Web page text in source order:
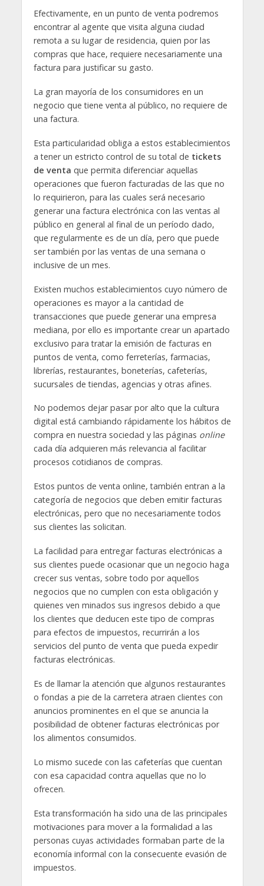
Efectivamente, en un punto de venta podremos
encontrar al agente que visita alguna ciudad
remota a su lugar de residencia, quien por las
compras que hace, requiere necesariamente una
factura para justificar su gasto.
La gran mayoría de los consumidores en un
negocio que tiene venta al público, no requiere de
una factura.
Esta particularidad obliga a estos establecimientos
a tener un estricto control de su total de tickets
de venta que permita diferenciar aquellas
operaciones que fueron facturadas de las que no
lo requirieron, para las cuales será necesario
generar una factura electrónica con las ventas al
público en general al final de un período dado,
que regularmente es de un día, pero que puede
ser también por las ventas de una semana o
inclusive de un mes.
Existen muchos establecimientos cuyo número de
operaciones es mayor a la cantidad de
transacciones que puede generar una empresa
mediana, por ello es importante crear un apartado
exclusivo para tratar la emisión de facturas en
puntos de venta, como ferreterías, farmacias,
librerías, restaurantes, boneterías, cafeterías,
sucursales de tiendas, agencias y otras afines.
No podemos dejar pasar por alto que la cultura
digital está cambiando rápidamente los hábitos de
compra en nuestra sociedad y las páginas online
cada día adquieren más relevancia al facilitar
procesos cotidianos de compras.
Estos puntos de venta online, también entran a la
categoría de negocios que deben emitir facturas
electrónicas, pero que no necesariamente todos
sus clientes las solicitan.
La facilidad para entregar facturas electrónicas a
sus clientes puede ocasionar que un negocio haga
crecer sus ventas, sobre todo por aquellos
negocios que no cumplen con esta obligación y
quienes ven minados sus ingresos debido a que
los clientes que deducen este tipo de compras
para efectos de impuestos, recurrirán a los
servicios del punto de venta que pueda expedir
facturas electrónicas.
Es de llamar la atención que algunos restaurantes
o fondas a pie de la carretera atraen clientes con
anuncios prominentes en el que se anuncia la
posibilidad de obtener facturas electrónicas por
los alimentos consumidos.
Lo mismo sucede con las cafeterías que cuentan
con esa capacidad contra aquellas que no lo
ofrecen.
Esta transformación ha sido una de las principales
motivaciones para mover a la formalidad a las
personas cuyas actividades formaban parte de la
economía informal con la consecuente evasión de
impuestos.